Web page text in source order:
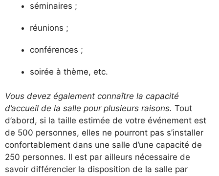
séminaires ;
réunions ;
conférences ;
soirée à thème, etc.
Vous devez également connaître la capacité
d’accueil de la salle pour plusieurs raisons. Tout
d’abord, si la taille estimée de votre événement est
de 500 personnes, elles ne pourront pas s’installer
confortablement dans une salle d’une capacité de
250 personnes. Il est par ailleurs nécessaire de
savoir différencier la disposition de la salle par